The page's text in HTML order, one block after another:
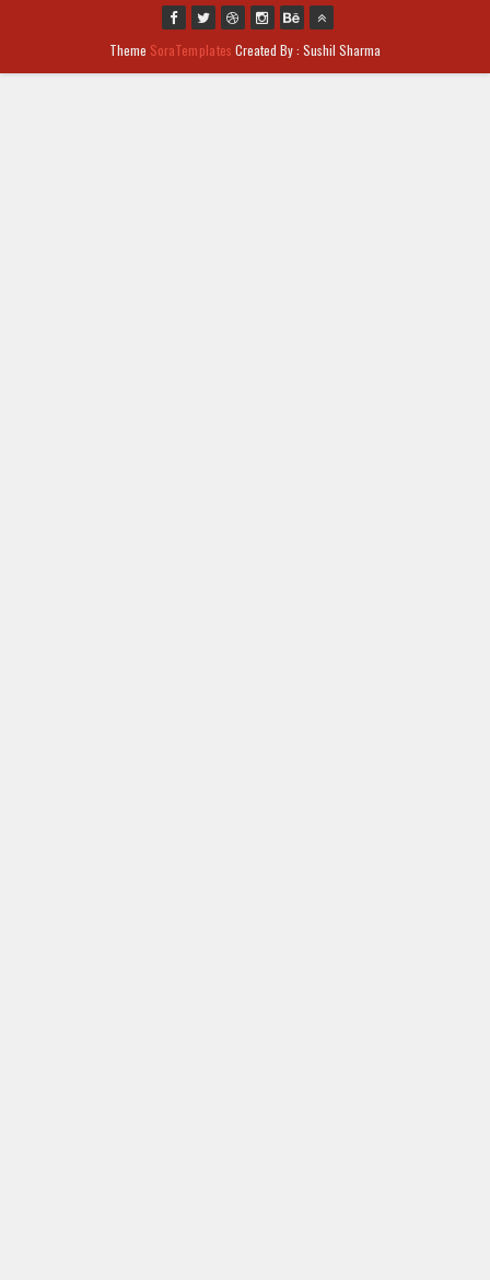
Theme SoraTemplates Created By : Sushil Sharma